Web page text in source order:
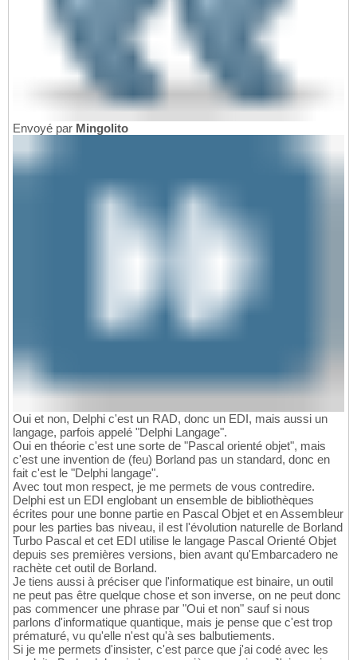
Envoyé par Mingolito
Oui et non, Delphi c'est un RAD, donc un EDI, mais aussi un
langage, parfois appelé "Delphi Langage".
Oui en théorie c'est une sorte de "Pascal orienté objet", mais
c'est une invention de (feu) Borland pas un standard, donc en
fait c'est le "Delphi langage".
Avec tout mon respect, je me permets de vous contredire.
Delphi est un EDI englobant un ensemble de bibliothèques
écrites pour une bonne partie en Pascal Objet et en Assembleur
pour les parties bas niveau, il est l'évolution naturelle de Borland
Turbo Pascal et cet EDI utilise le langage Pascal Orienté Objet
depuis ses premières versions, bien avant qu'Embarcadero ne
rachète cet outil de Borland.
Je tiens aussi à préciser que l'informatique est binaire, un outil
ne peut pas être quelque chose et son inverse, on ne peut donc
pas commencer une phrase par "Oui et non" sauf si nous
parlons d'informatique quantique, mais je pense que c'est trop
prématuré, vu qu'elle n'est qu'à ses balbutiements.
Si je me permets d'insister, c'est parce que j'ai codé avec les